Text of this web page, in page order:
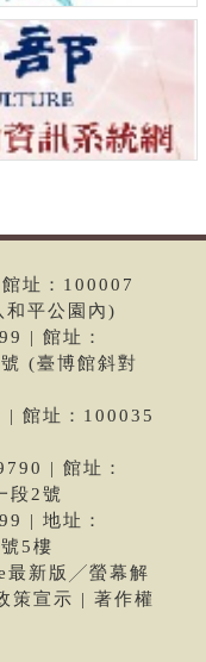
址：100007
和平公園內)
| 館址：
(臺博館斜對
館址：100035
| 館址：
段2號
| 地址：
5樓
最新版╱螢幕解
策宣示 | 著作權